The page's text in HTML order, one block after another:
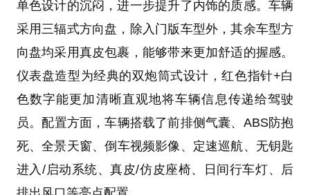
单色设计的沉闷，进一步提升了内饰的质感。车辆
采用三辐式方向盘，除入门版车型外，其余车型方
向盘均采用真皮包裹，能够带来更加舒适的握感。
仪表盘造型为经典的双炮筒式设计，红色指针+白
色数字能更加清晰直观地将车辆信息传递给驾驶
员。配置方面，车辆搭载了前排侧气囊、 ABS防抱
死、全景天窗、倒车视频影像 、 定速巡航 、无钥匙
进入/启动系统、真皮/仿皮座椅、日间行车灯、 后